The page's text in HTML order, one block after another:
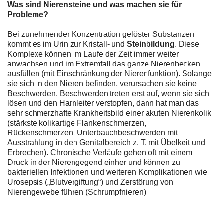
Was sind Nierensteine und was machen sie für
Probleme?
Bei zunehmender Konzentration gelöster Substanzen
kommt es im Urin zur Kristall- und Steinbildung. Diese
Komplexe können im Laufe der Zeit immer weiter
anwachsen und im Extremfall das ganze Nierenbecken
ausfüllen (mit Einschränkung der Nierenfunktion). Solange
sie sich in den Nieren befinden, verursachen sie keine
Beschwerden. Beschwerden treten erst auf, wenn sie sich
lösen und den Harnleiter verstopfen, dann hat man das
sehr schmerzhafte Krankheitsbild einer akuten Nierenkolik
(stärkste kolikartige Flankenschmerzen,
Rückenschmerzen, Unterbauchbeschwerden mit
Ausstrahlung in den Genitalbereich z. T. mit Übelkeit und
Erbrechen). Chronische Verläufe gehen oft mit einem
Druck in der Nierengegend einher und können zu
bakteriellen Infektionen und weiteren Komplikationen wie
Urosepsis („Blutvergiftung“) und Zerstörung von
Nierengewebe führen (Schrumpfnieren).